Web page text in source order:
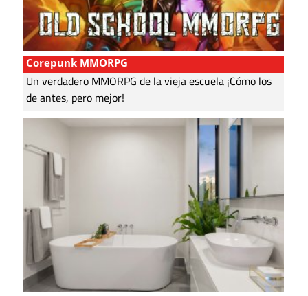
Corepunk MMORPG
Un verdadero MMORPG de la vieja escuela ¡Cómo los
de antes, pero mejor!